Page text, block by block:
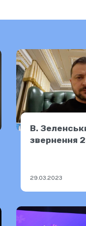
В.
звернення
29.03.2023